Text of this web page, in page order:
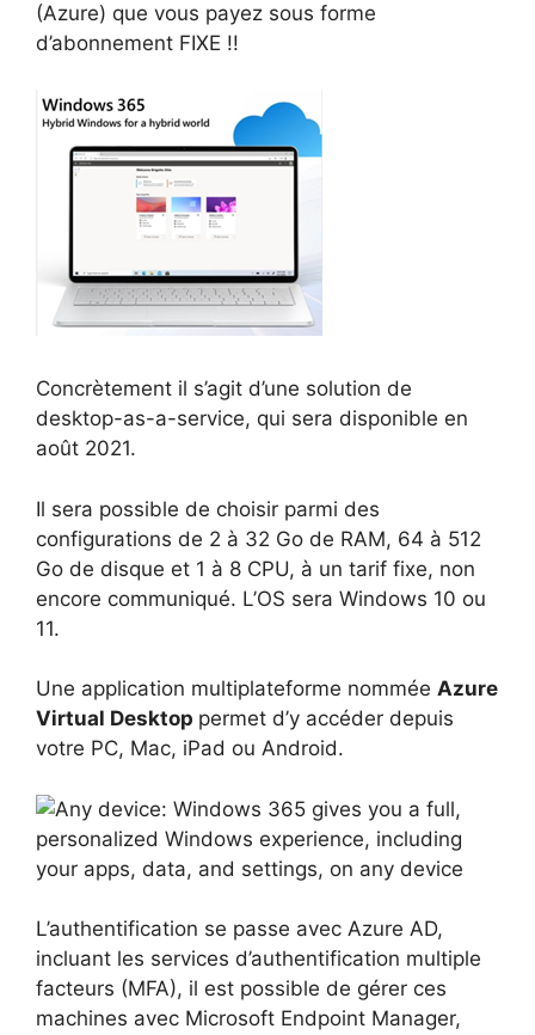
(Azure) que vous payez sous forme
d’abonnement FIXE !!
Concrètement il s’agit d’une solution de
desktop-as-a-service, qui sera disponible en
août 2021.
Il sera possible de choisir parmi des
configurations de 2 à 32 Go de RAM, 64 à 512
Go de disque et 1 à 8 CPU, à un tarif fixe, non
encore communiqué. L’OS sera Windows 10 ou
11.
Une application multiplateforme nommée Azure
Virtual Desktop permet d’y accéder depuis
votre PC, Mac, iPad ou Android.
L’authentification se passe avec Azure AD,
incluant les services d’authentification multiple
facteurs (MFA), il est possible de gérer ces
machines avec Microsoft Endpoint Manager,